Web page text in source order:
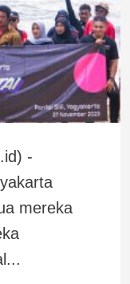
-
mereka